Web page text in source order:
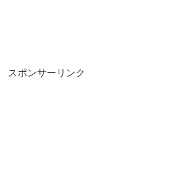
スポンサーリンク